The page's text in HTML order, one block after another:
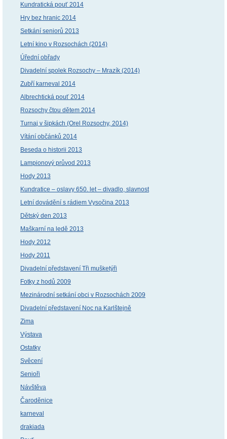
Kundratická pouť 2014
Hry bez hranic 2014
Setkání seniorů 2013
Letní kino v Rozsochách (2014)
Úřední obřady
Divadelní spolek Rozsochy – Mrazík (2014)
Zubří karneval 2014
Albrechtická pouť 2014
Rozsochy čtou dětem 2014
Turnaj v šipkách (Orel Rozsochy, 2014)
Vítání občánků 2014
Beseda o historii 2013
Lampionový průvod 2013
Hody 2013
Kundratice – oslavy 650. let – divadlo, slavnost
Letní dovádění s rádiem Vysočina 2013
Dětský den 2013
Maškarní na ledě 2013
Hody 2012
Hody 2011
Divadelní představení Tři mušketýři
Fotky z hodů 2009
Mezinárodní setkání obci v Rozsochách 2009
Divadelní představení Noc na Karlštejně
Zima
Výstava
Ostatky
Svěcení
Senioři
Návštěva
Čaroděnice
karneval
drakiada